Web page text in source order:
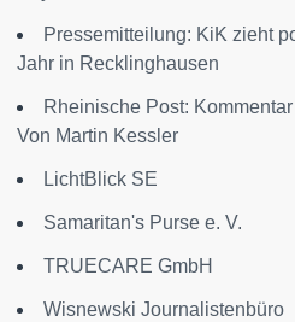
Pressemitteilung: KiK zieht
Jahr in Recklinghausen
Rheinische Post:
Von Martin Kessler
LichtBlick SE
Samaritan's Purse e. V.
TRUECARE GmbH
Wisnewski Journalistenbüro